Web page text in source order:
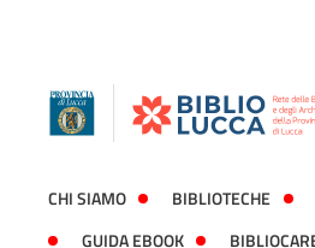
CHI SIAMO BIBLIOTECHE
GUIDA EBOOK